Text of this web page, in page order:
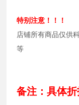
特别注意！！！
店铺所有商品仅供
等
备注：具体